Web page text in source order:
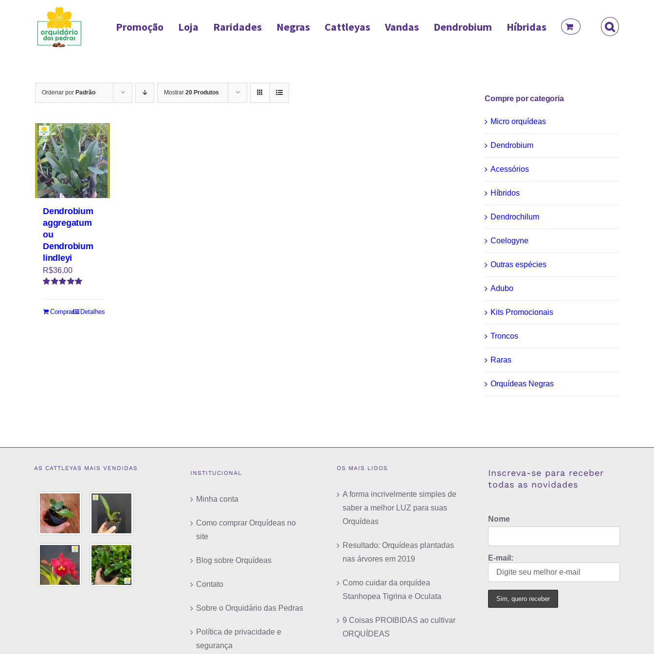
Promoção Loja Raridades Negras Cattleyas Vandas Dendrobium Híbridas
Ordenar por Padrão Mostrar 20 Produtos
Dendrobium
aggregatum
ou
Dendrobium
lindleyi
R$36,00
Comprar Detalhes
Compre por categoria
Micro orquídeas
Dendrobium
Acessórios
Híbridos
Dendrochilum
Coelogyne
Outras espécies
Adubo
Kits Promocionais
Troncos
Raras
Orquídeas Negras
AS CATTLEYAS MAIS VENDIDAS
INSTITUCIONAL
Minha conta
Como comprar Orquídeas no
site
Blog sobre Orquídeas
Contato
Sobre o Orquidário das Pedras
Política de privacidade e
segurança
OS MAIS LIDOS
A forma incrivelmente simples de
saber a melhor LUZ para suas
Orquídeas
Resultado: Orquídeas plantadas
nas árvores em 2019
Como cuidar da orquídea
Stanhopea Tigrina e Oculata
9 Coisas PROIBIDAS ao cultivar
ORQUÍDEAS
Inscreva-se para receber
todas as novidades
Nome
E-mail: